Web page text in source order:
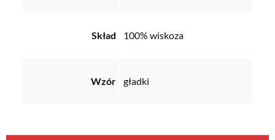
Skład 100% wiskoza
Wzór gładki